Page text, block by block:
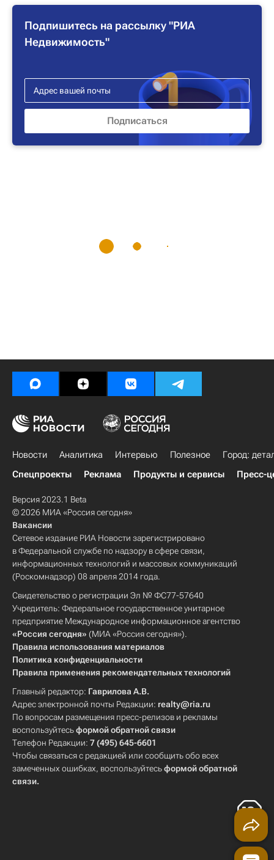
Подпишитесь на рассылку "РИА
Недвижимость"
Новости Аналитика Интервью Полезное
Город:
Спецпроекты
Реклама Продукты и сервисы Пресс-
Версия 2023.1 Beta
© 2026 МИА «Россия сегодня»
Вакансии
Сетевое издание РИА Новости зарегистрировано
в Федеральной службе по надзору в сфере связи,
информационных технологий и массовых коммуникаций
(Роскомнадзор) 08 апреля 2014 года.
Свидетельство о регистрации Эл № ФС77-57640
Учредитель: Федеральное государственное унитарное
предприятие Международное информационное агентство
«Россия сегодня» (МИА «Россия сегодня»).
Правила использования материалов
Политика конфиденциальности
Правила применения рекомендательных технологий
Главный редактор: Гаврилова А.В.
Адрес электронной почты Редакции: realty@ria.ru
По вопросам размещения пресс-релизов и рекламы
воспользуйтесьформой обратной связи
Телефон Редакции: 7 (495) 645-6601
Чтобы связаться с редакцией или сообщить обо всех
замеченных ошибках, воспользуйтесьформой обратной
связи.